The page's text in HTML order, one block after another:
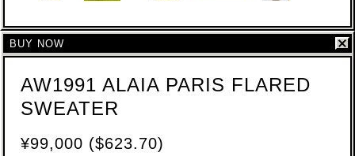
BUY NOW
AW1991 ALAIA PARIS FLARED
SWEATER
¥99,000 ($623.70)